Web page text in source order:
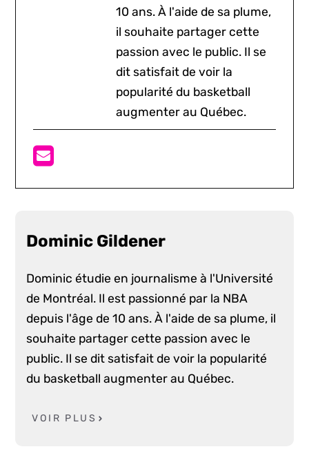
10 ans. À l'aide de sa plume,
il souhaite partager cette
passion avec le public. Il se
dit satisfait de voir la
popularité du basketball
augmenter au Québec.
Dominic Gildener
Dominic étudie en journalisme à l'Université
de Montréal. Il est passionné par la NBA
depuis l'âge de 10 ans. À l'aide de sa plume, il
souhaite partager cette passion avec le
public. Il se dit satisfait de voir la popularité
du basketball augmenter au Québec.
VOIR PLUS